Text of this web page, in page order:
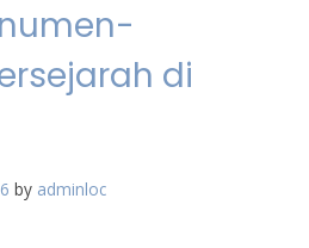
di
by adminloc